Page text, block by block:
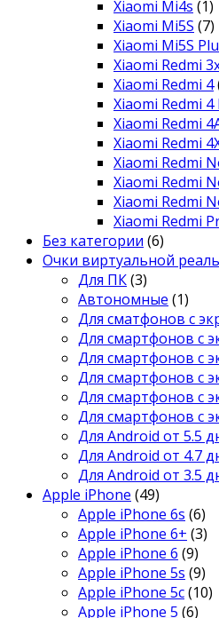
Xiaomi Mi4s (1)
Xiaomi Mi5S (7)
Xiaomi Mi5S
Xiaomi Redmi
Xiaomi Redmi 4
Xiaomi Redmi 4
Xiaomi Redmi
Xiaomi Redmi
Xiaomi Redmi
Xiaomi Redmi
Xiaomi Redmi
Xiaomi Redmi
Без категории (6)
Очки виртуальной
Для ПК(3)
Автономные (1)
Для сматфонов с
Для смартфонов с
Для смартфонов с
Для смартфонов с
Для смартфонов с
Для смартфонов с
Для Android от 5.5
Для Android от 4.7
Для Android от 3.5
Apple iPhone (49)
Apple iPhone 6s (6)
Apple iPhone 6+ (3)
Apple iPhone 6 (9)
Apple iPhone 5s (9)
Apple iPhone 5c(10)
Apple iPhone 5 (6)